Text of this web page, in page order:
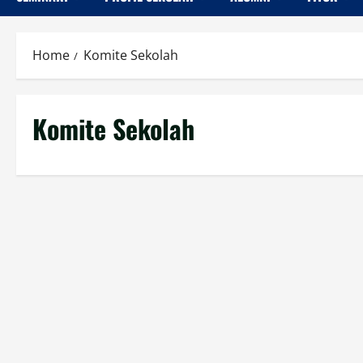
Home Komite Sekolah
Komite Sekolah